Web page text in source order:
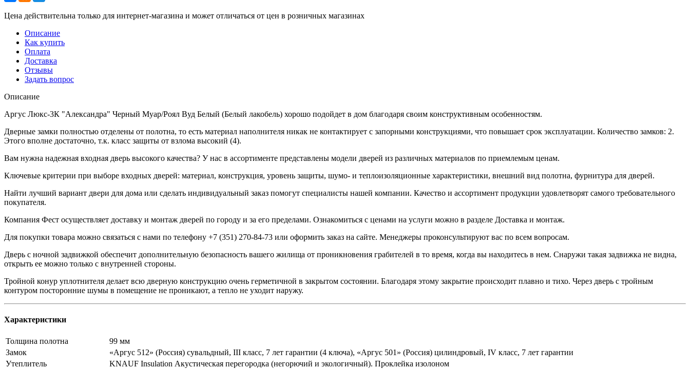
Цена действительна только для интернет-магазина и может отличаться от цен в розничных магазинах
Описание
Как купить
Оплата
Доставка
Отзывы
Задать вопрос
Описание
Аргус Люкс-3К "Александра" Черный Муар/Роял Вуд Белый (Белый лакобель) хорошо подойдет в дом благодаря своим конструктивным особенностям.
Дверные замки полностью отделены от полотна, то есть материал наполнителя никак не контактирует с запорными конструкциями, что повышает срок эксплуатации. Количество замков: 2.
Этого вполне достаточно, т.к. класс защиты от взлома высокий (4).
Вам нужна надежная входная дверь высокого качества? У нас в ассортименте представлены модели дверей из различных материалов по приемлемым ценам.
Ключевые критерии при выборе входных дверей: материал, конструкция, уровень защиты, шумо- и теплоизоляционные характеристики, внешний вид полотна, фурнитура для дверей.
Найти лучший вариант двери для дома или сделать индивидуальный заказ помогут специалисты нашей компании. Качество и ассортимент продукции удовлетворят самого требовательного
покупателя.
Компания Фест осуществляет доставку и монтаж дверей по городу и за его пределами. Ознакомиться с ценами на услуги можно в разделе Доставка и монтаж.
Для покупки товара можно связаться с нами по телефону +7 (351) 270-84-73 или оформить заказ на сайте. Менеджеры проконсультируют вас по всем вопросам.
Дверь с ночной задвижкой обеспечит дополнительную безопасность вашего жилища от проникновения грабителей в то время, когда вы находитесь в нем. Снаружи такая задвижка не видна,
открыть ее можно только с внутренней стороны.
Тройной конур уплотнителя делает всю дверную конструкцию очень герметичной в закрытом состоянии. Благодаря этому закрытие происходит плавно и тихо. Через дверь с тройным
контуром посторонние шумы в помещение не проникают, а тепло не уходит наружу.
Характеристики
Толщина полотна
99 мм
Замок
«Аргус 512» (Россия) сувальдный, III класс, 7 лет гарантии (4 ключа), «Аргус 501» (Россия) цилиндровый, IV класс, 7 лет гарантии
Утеплитель
KNAUF Insulation Акустическая перегородка (негорючий и экологичный). Проклейка изолоном